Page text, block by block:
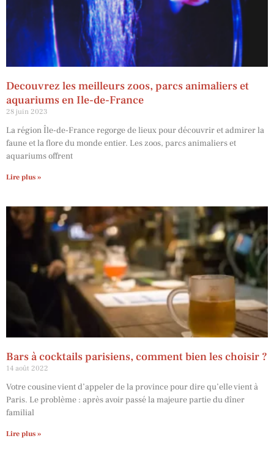
Decouvrez les meilleurs zoos, parcs animaliers et
aquariums en Ile-de-France
28 juin 2023
La région Île-de-France regorge de lieux pour découvrir et admirer la
faune et la flore du monde entier. Les zoos, parcs animaliers et
aquariums offrent
Lire plus »
Bars à cocktails parisiens, comment bien les choisir ?
14 août 2022
Votre cousine vient d’appeler de la province pour dire qu’elle vient à
Paris. Le problème : après avoir passé la majeure partie du dîner
familial
Lire plus »